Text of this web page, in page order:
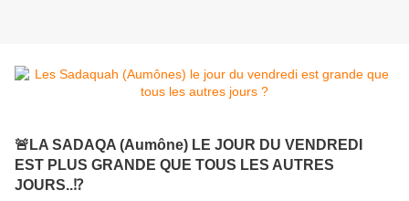
🚨LA SADAQA (Aumône) LE JOUR DU VENDREDI
EST PLUS GRANDE QUE TOUS LES AUTRES
JOURS..⁉️